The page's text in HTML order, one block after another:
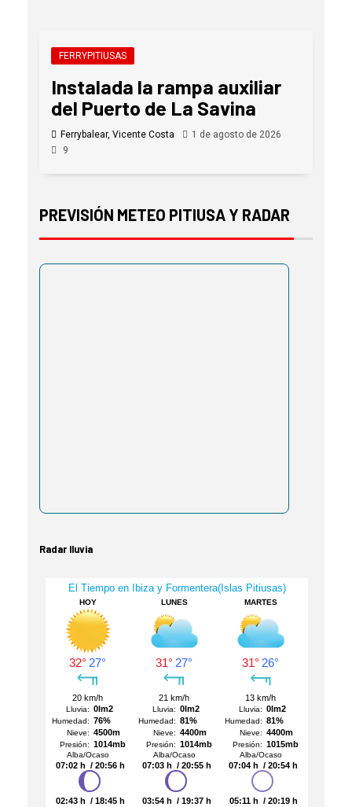
FERRYPITIUSAS
Instalada la rampa auxiliar
del Puerto de La Savina
Ferrybalear, Vicente Costa
1 de agosto de 2026
9
PREVISIÓN METEO PITIUSA Y RADAR
Radar lluvia